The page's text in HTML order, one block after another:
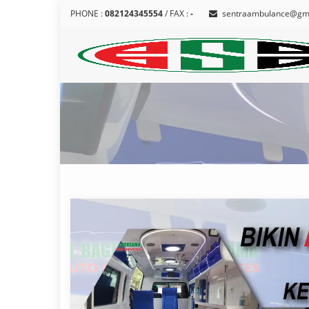
PHONE :082124345554/ FAX :-